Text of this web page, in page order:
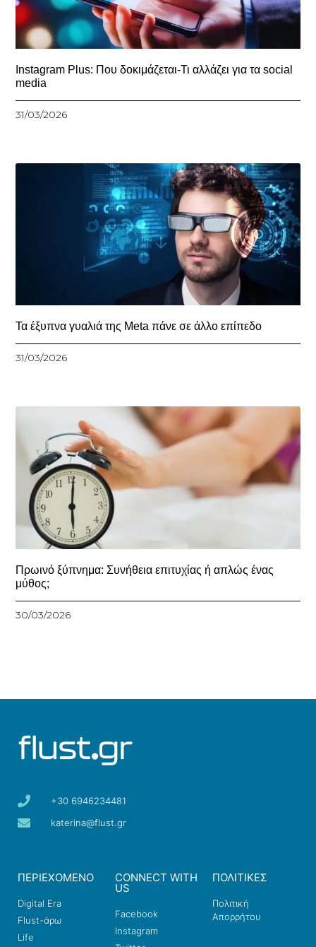
Instagram Plus: Που δοκιμάζεται-Τι αλλάζει για τα social
media
31/03/2026
Τα έξυπνα γυαλιά της Meta πάνε σε άλλο επίπεδο
31/03/2026
Πρωινό ξύπνημα: Συνήθεια επιτυχίας ή απλώς ένας
μύθος;
30/03/2026
+30 6946234481
katerina@flust.gr
ΠΕΡΙΕΧΟΜΕΝΟ
Digital Era
Flust-άρω
Life
CONNECT WITH
US
Facebook
Instagram
ΠΟΛΙΤΙΚΕΣ
Πολιτική
Απορρήτου